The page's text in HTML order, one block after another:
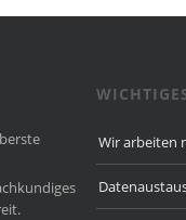
Wir arbeiten